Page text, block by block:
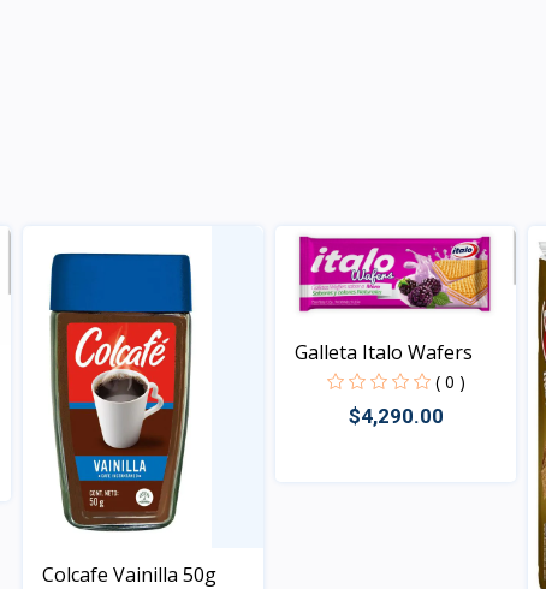
Colcafe Vainilla 50g
Galleta Italo Wafers
( 0 )
$4,290.00